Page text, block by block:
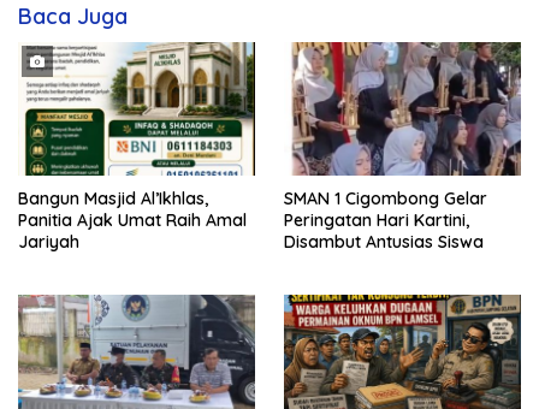
Baca Juga
Bangun Masjid Al’Ikhlas,
Panitia Ajak Umat Raih Amal
Jariyah
SMAN 1 Cigombong Gelar
Peringatan Hari Kartini,
Disambut Antusias Siswa